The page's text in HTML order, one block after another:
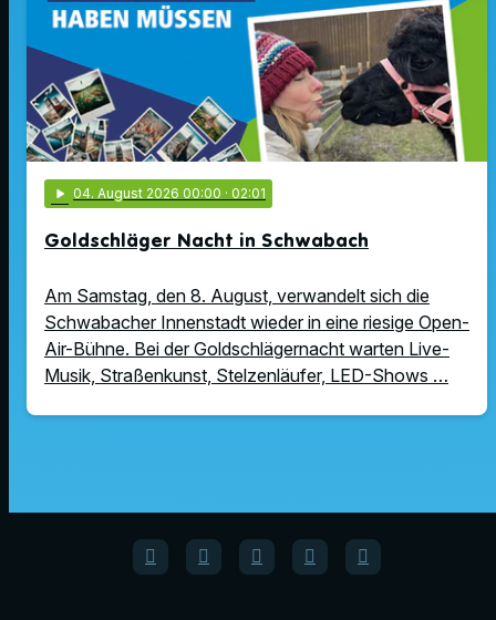
play_arrow 04. August 2026 00:00 · 02:01
Goldschläger Nacht in Schwabach
Am Samstag, den 8. August, verwandelt sich die
Schwabacher Innenstadt wieder in eine riesige Open-
Air-Bühne. Bei der Goldschlägernacht warten Live-
Musik, Straßenkunst, Stelzenläufer, LED-Shows …